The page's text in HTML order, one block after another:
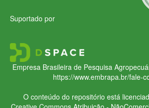
Suportado por
Empresa Brasileira de Pesquisa
https://www.embrapa.br/fale-
O conteúdo do repositório está